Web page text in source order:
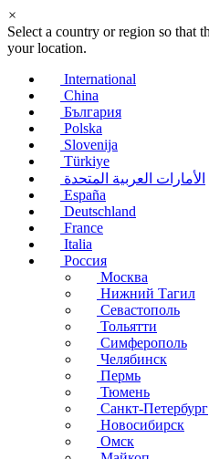
×
Select a country or region so that
your location.
International
China
България
Polska
Slovenija
Türkiye
الأمارات العربية المتحدة
España
Deutschland
France
Italia
Россия
Москва
Нижний Тагил
Севастополь
Тольятти
Симферополь
Челябинск
Пермь
Тюмень
Санкт-Петербург
Новосибирск
Омск